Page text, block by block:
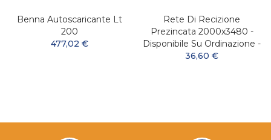
Benna Autoscaricante Lt
200
477,02 €
Rete Di Recizione
Prezincata 2000x3480 -
Disponibile Su Ordinazione -
36,60 €